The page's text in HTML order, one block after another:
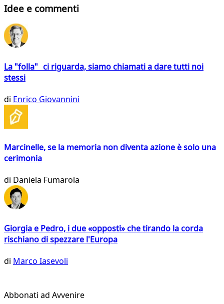
Idee e commenti
La "folla" ci riguarda, siamo chiamati a dare tutti noi
stessi
di Enrico Giovannini
Marcinelle, se la memoria non diventa azione è solo una
cerimonia
di Daniela Fumarola
Giorgia e Pedro, i due «opposti» che tirando la corda
rischiano di spezzare l'Europa
di Marco Iasevoli
Abbonati ad Avvenire